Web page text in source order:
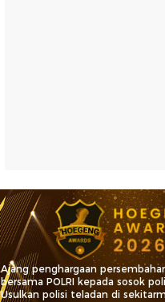
Ajang penghargaan
bersama POLRI kepada sosok
Usulkan polisi teladan di